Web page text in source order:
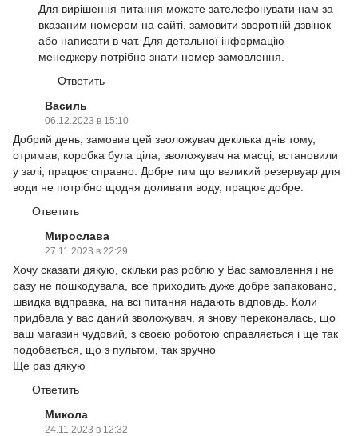
Для вирішення питання можете зателефонувати нам за
вказаним номером на сайті, замовити зворотній дзвінок
або написати в чат. Для детальної інформацію
менеджеру потрібно знати номер замовлення.
Ответить
Василь
06.12.2023 в 15:10
Добрий день, замовив цей зволожувач декілька днів тому,
отримав, коробка була ціла, зволожувач на масці, встановили
у залі, працює справно. Добре тим що великий резервуар для
води не потрібно щодня доливати воду, працює добре.
Ответить
Мирослава
27.11.2023 в 22:29
Хочу сказати дякую, скільки раз роблю у Вас замовлення і не
разу не пошкодувала, все приходить дуже добре запаковано,
швидка відправка, на всі питання надають відповідь. Коли
придбала у вас даний зволожувач, я знову переконалась, що
ваш магазин чудовий, з своєю роботою справляється і ще так
подобається, що з пультом, так зручно
Ще раз дякую
Ответить
Микола
24.11.2023 в 12:32